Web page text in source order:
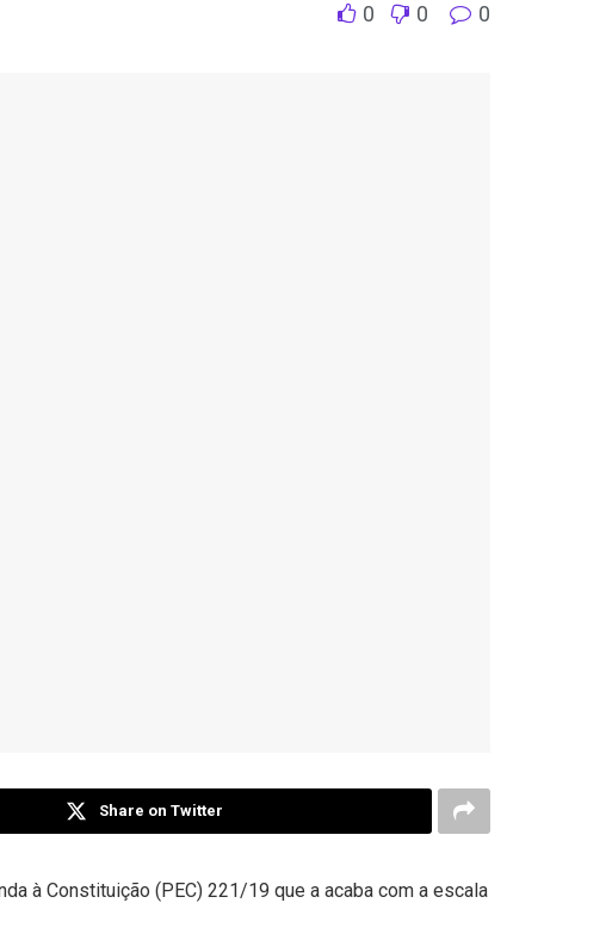
0 0 0
Share on Twitter
à Constituição (PEC) 221/19 que a acaba com a escala